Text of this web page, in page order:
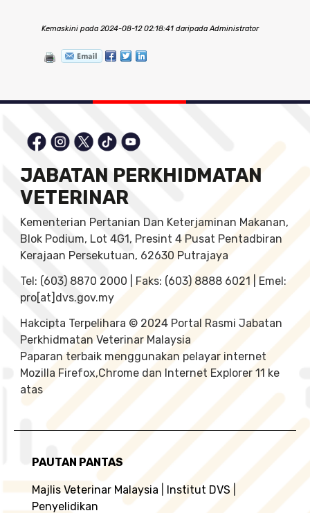
Kemaskini pada 2024-08-12 02:18:41 daripada Administrator
JABATAN PERKHIDMATAN
VETERINAR
Kementerian Pertanian Dan Keterjaminan Makanan,
Blok Podium, Lot 4G1, Presint 4 Pusat Pentadbiran
Kerajaan Persekutuan, 62630 Putrajaya
Tel: (603) 8870 2000 | Faks: (603) 8888 6021 | Emel:
pro[at]dvs.gov.my
Hakcipta Terpelihara © 2024 Portal Rasmi Jabatan
Perkhidmatan Veterinar Malaysia
Paparan terbaik menggunakan pelayar internet
Mozilla Firefox,Chrome dan Internet Explorer 11 ke
atas
PAUTAN PANTAS
Majlis Veterinar Malaysia Institut DVS
Penyelidikan